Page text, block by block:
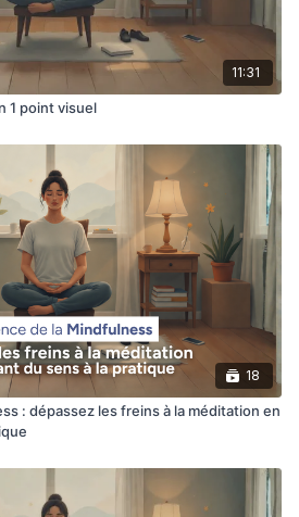
11:31
1 point visuel
18
: dépassez les freins à la méditation en